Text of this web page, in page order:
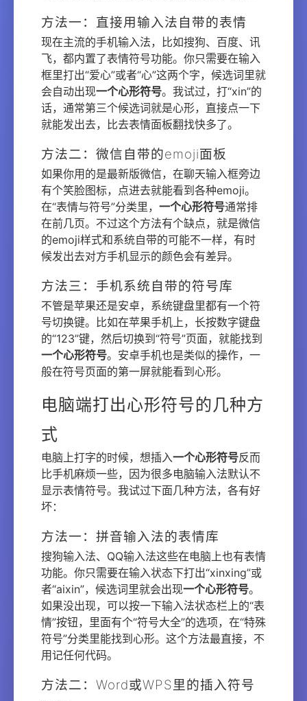
方法一：直接用输入法自带的表情
现在主流的手机输入法，比如搜狗、百度、讯
飞，都内置了表情符号功能。你只需要在输入
框里打出“爱心”或者“心”这两个字，候选词里就
会自动出现一个心形符号。我试过，打“xin”的
话，通常第三个候选词就是心形，直接点一下
就能发出去，比去表情面板翻找快多了。
方法二：微信自带的emoji面板
如果你用的是最新版微信，在聊天输入框旁边
有个笑脸图标，点进去就能看到各种emoji。
在“表情与符号”分类里， 一个心形符号通常排
在前几页。不过这个方法有个缺点，就是微信
的emoji样式和系统自带的可能不一样，有时
候发出去对方手机显示的颜色会有差异。
方法三：手机系统自带的符号库
不管是苹果还是安卓，系统键盘里都有一个符
号切换键。比如在苹果手机上，长按数字键盘
的“123”键，然后切换到“符号”页面，就能找到
一个心形符号。安卓手机也是类似的操作，一
般在符号页面的第一屏就能看到心形。
电脑端打出心形符号的几种方
式
电脑上打字的时候，想插入一个心形符号反而
比手机麻烦一些，因为很多电脑输入法默认不
显示表情符号。我试过下面几种方法，各有好
坏：
方法一：拼音输入法的表情库
搜狗输入法、QQ输入法这些在电脑上也有表情
功能。你只需要在输入状态下打出“xinxing”或
者“aixin”，候选词里就会出现一个心形符号。
如果没出现，可以按一下输入法状态栏上的“表
情”按钮，里面有个“符号大全”的选项，在“特殊
符号”分类里能找到心形。这个方法最直接，不
用记任何代码。
方法二：Word或WPS里的插入符号